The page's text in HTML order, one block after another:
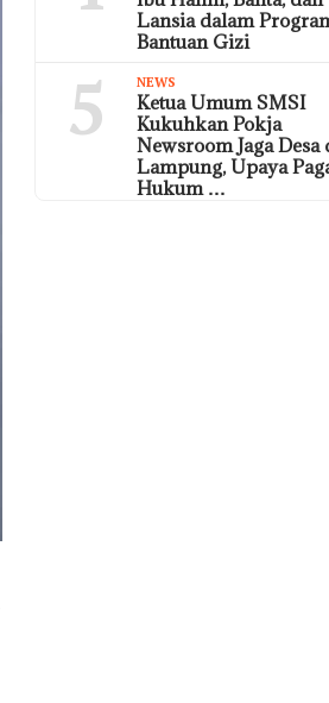
Lansia dalam
Bantuan Gizi
5 NEWS
Ketua Umum SMSI
Kukuhkan Pokja
Newsroom Jaga Desa
Lampung, Upaya
Hukum …